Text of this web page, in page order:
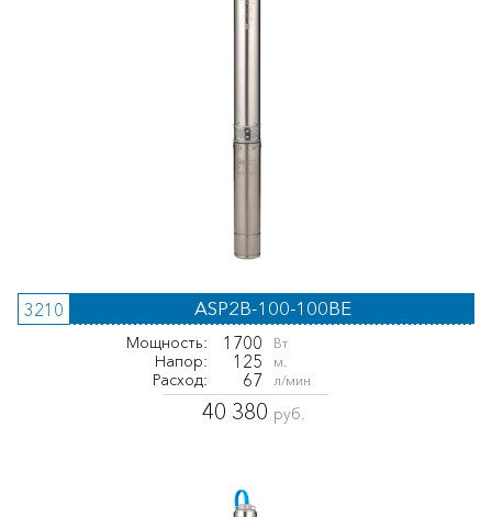
3210 ASP2B-100-100BE
Мощность: 1700 Вт
Напор: 125 м.
Расход: 67 л/мин
40 380 руб.